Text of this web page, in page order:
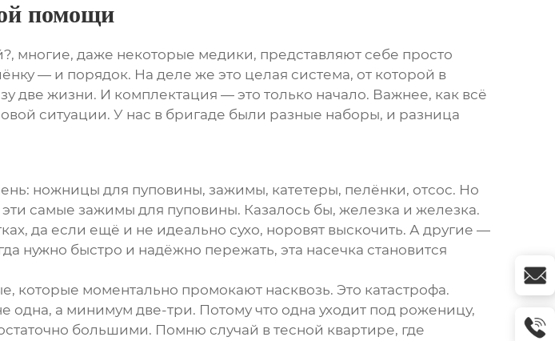
помощи
многие, даже некоторые медики, представляют себе просто
— и порядок. На деле же это целая система, от которой в
две жизни. И комплектация — это только начало. Важнее, как всё
ситуации. У нас в бригаде были разные наборы, и разница
ножницы для пуповины, зажимы, катетеры, пелёнки, отсос. Но
самые зажимы для пуповины. Казалось бы, железка и железка.
да если ещё и не идеально сухо, норовят выскочить. А другие —
нужно быстро и надёжно пережать, эта насечка становится
которые моментально промокают насквозь. Это катастрофа.
а минимум две-три. Потому что одна уходит под роженицу,
большими. Помню случай в тесной квартире, где